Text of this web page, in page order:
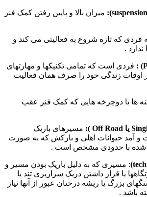
: میزان بالا و پایین رفتن کمک فنر
فردی که تازه شروع به فعالیتی می کند و
.
) : فردی است که تمامی تکنیکها و مهارتهای
اوقات زندگی خود را صرف همان فعالیت
ها یا دوچرخه هایی که کمک فنر عقب
یا Off Road
): مسیرهای باریک
و آمد حیوانات اهلی و بارکش که به صورت
شده با حدودی مشخص است .
: مسیری که به دلیل باریک بودن مسیر و
یا قرار داشتن دریک سرازیری تند یا
بزرگ یا ریشه درختان عبور از آنها نیاز
باشد .